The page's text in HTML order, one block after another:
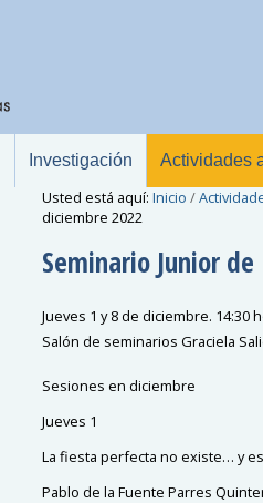
Investigación Actividades
Usted está aquí: Inicio /
diciembre 2022
Seminario Junior
Jueves 1 y 8 de diciembre. 14:30
Salón de seminarios Graciela
Sesiones en diciembre
Jueves 1
La fiesta perfecta no existe… y
Pablo de la Fuente Parres